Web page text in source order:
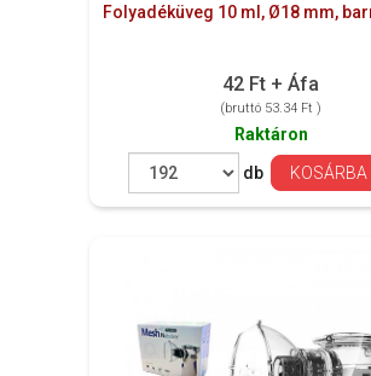
Folyadéküveg 10 ml, Ø18 mm,
42 Ft + Áfa
(bruttó 53.34 Ft )
Raktáron
db
KOSÁRBA